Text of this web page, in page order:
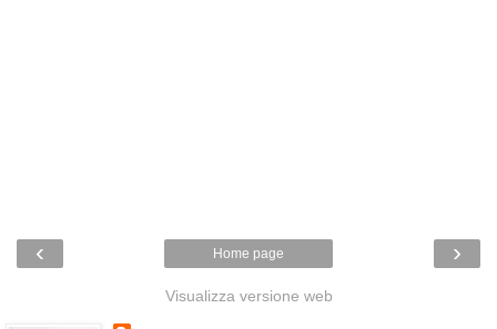
‹ ›
Home page
Visualizza versione web